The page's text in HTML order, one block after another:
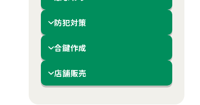
防犯対策
合鍵作成
店舗販売